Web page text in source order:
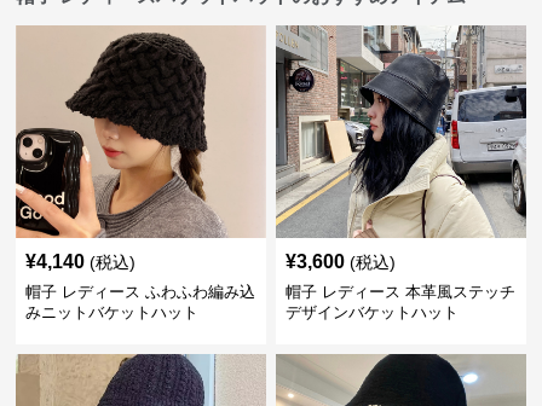
¥4,140 (税込)
帽子 レディース ふわふわ編み込
みニットバケットハット
¥3,600 (税込)
帽子 レディース 本革風ステッチ
デザインバケットハット